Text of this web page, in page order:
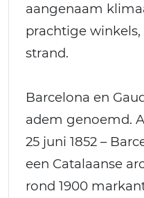
aangenaam
prachtige
strand.
Barcelona en
adem genoemd.
25 juni 1852 –
een Catalaanse
rond 1900